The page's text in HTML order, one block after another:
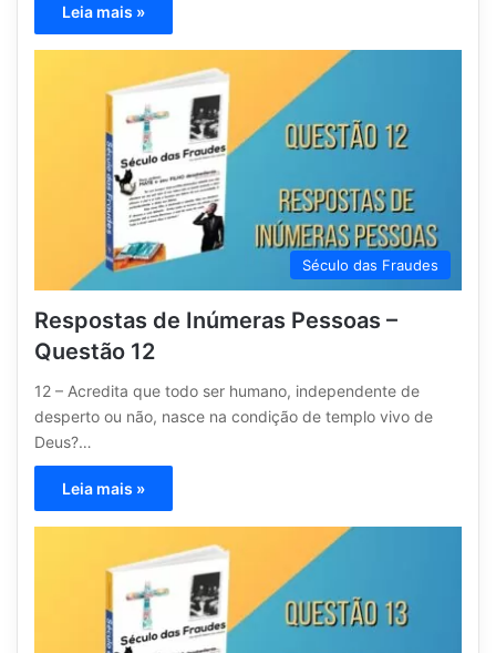
Leia mais »
Século das Fraudes
Respostas de Inúmeras Pessoas –
Questão 12
12 – Acredita que todo ser humano, independente de
desperto ou não, nasce na condição de templo vivo de
Deus?…
Leia mais »